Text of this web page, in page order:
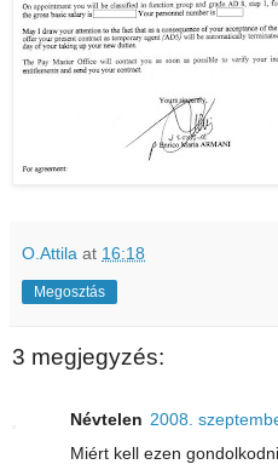
O.Attila at 16:18
Megosztás
3 megjegyzés:
Névtelen 2008.
Miért kell ezen